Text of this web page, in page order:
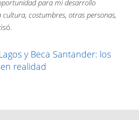
para mi desarrollo
costumbres, otras personas,
y Beca Santander: los
realidad